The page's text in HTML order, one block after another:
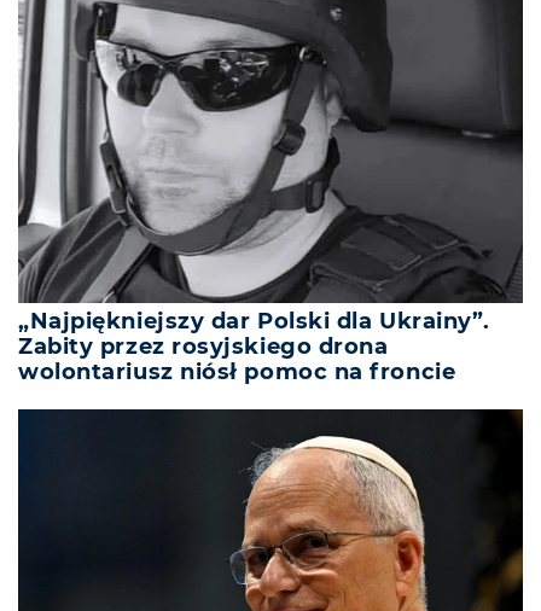
„Najpiękniejszy dar Polski dla Ukrainy”.
Zabity przez rosyjskiego drona
wolontariusz niósł pomoc na froncie